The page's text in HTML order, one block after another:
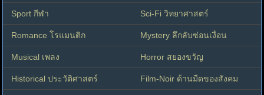
Sport กีฬา Sci-Fi วิทยาศาสตร์
Romance โรแมนติก Mystery ลึกลับซ่อนเงื่อน
Musical เพลง Horror สยองขวัญ
Historical ประวัติศาสตร์ Film-Noir ด้านมืดของสังคม